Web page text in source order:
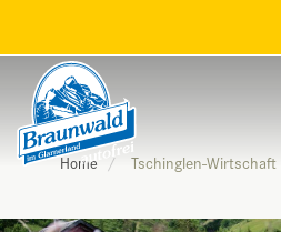
Home Tschinglen-Wirtschaft